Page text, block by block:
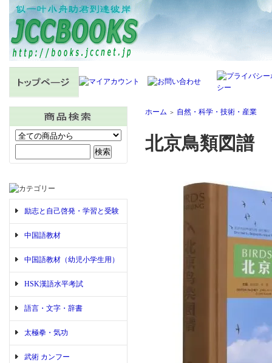
励志と自己啓発・学習と受験
中国語教材
中国語教材（幼児小学生用）
HSK漢語水平考試
語言・文字・辞書
太極拳・気功
武術 カンフー
ホーム ＞ 自然・科学・技術・産業
北京鳥類図譜